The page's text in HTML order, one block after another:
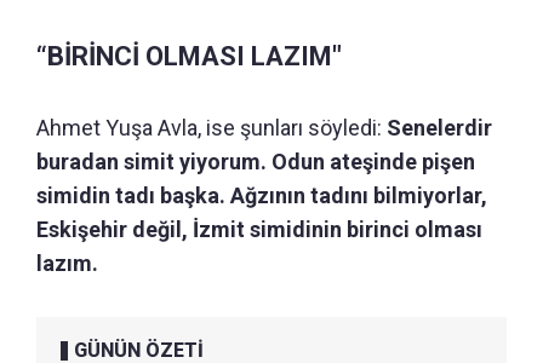
“BİRİNCİ OLMASI LAZIM"
Ahmet Yuşa Avla, ise şunları söyledi: Senelerdir
buradan simit yiyorum. Odun ateşinde pişen
simidin tadı başka. Ağzının tadını bilmiyorlar,
Eskişehir değil, İzmit simidinin birinci olması
lazım.
GÜNÜN ÖZETİ